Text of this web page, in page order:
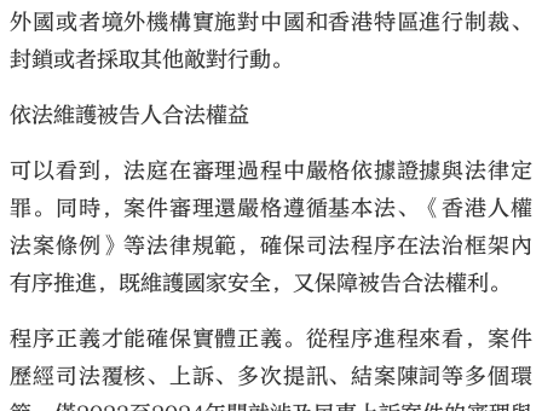
外國或者境外機構實施對中國和香港特區進行制裁、
封鎖或者採取其他敵對行動。
依法維護被告人合法權益
可以看到，法庭在審理過程中嚴格依據證據與法律定
罪。同時，案件審理還嚴格遵循基本法、《香港人權
法案條例》等法律規範，確保司法程序在法治框架內
有序推進，既維護國家安全，又保障被告合法權利。
程序正義才能確保實體正義。從程序進程來看，案件
歷經司法覆核、上訴、多次提訊、結案陳詞等多個環